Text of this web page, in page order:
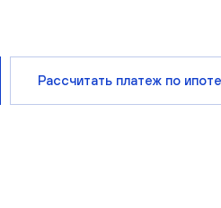
Рассчитать платеж по